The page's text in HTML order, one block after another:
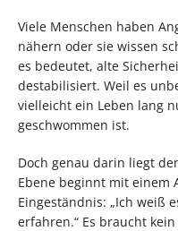
Viele Menschen haben
nähern oder sie wissen
es bedeutet, alte
destabilisiert. Weil es
vielleicht ein Leben lang
geschwommen ist.
Doch genau darin liegt
Ebene beginnt mit einem
Eingeständnis: „Ich weiß
erfahren.“ Es braucht